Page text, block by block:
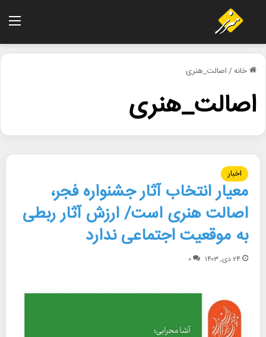
خانه/اصالت_هنری
اصالت_هنری
اخبار
معیار انتخاب آثار جشنواره فجر،
اصالت هنری است/ ارزش آثار ربطی
به موقعیت اجتماعی ندارد
۲۴ دی, ۱۴۰۳ ۰